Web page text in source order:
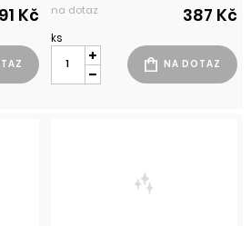
Kč na dotaz 387 Kč
ks